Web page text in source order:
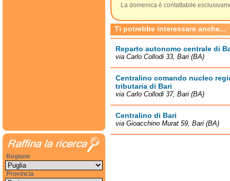
La domenica è contattabile
Ti potrebbe interessare anche...
Reparto autonomo centrale di
via Carlo Collodi 33, Bari (BA)
Centralino comando nucleo
tributaria di Bari
via Carlo Collodi 37, Bari (BA)
Centralino di Bari
via Gioacchino Murat 59, Bari (BA)
Regione
Provincia